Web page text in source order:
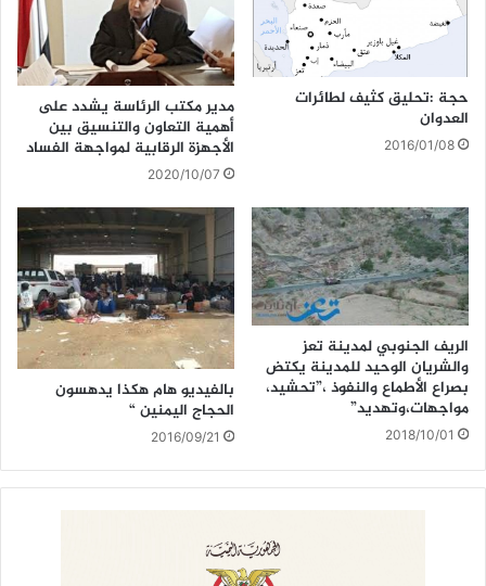
حجة :تحليق كثيف لطائرات
العدوان
2016/01/08
مدير مكتب الرئاسة يشدد على
أهمية التعاون والتنسيق بين
الأجهزة الرقابية لمواجهة الفساد
2020/10/07
الريف الجنوبي لمدينة تعز
والشريان الوحيد للمدينة يكتض
بصراع الأطماع والنفوذ ،”تحشيد،
مواجهات،وتهديد”
2018/10/01
بالفيديو هام هكذا يدهسون
الحجاج اليمنين “
2016/09/21